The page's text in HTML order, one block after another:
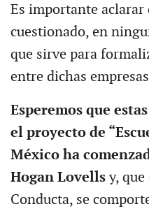
Es importante aclarar
cuestionado, en
que sirve para
entre dichas
Esperemos que
el proyecto de
México ha
Hogan Lovellsy, que
Conducta, se